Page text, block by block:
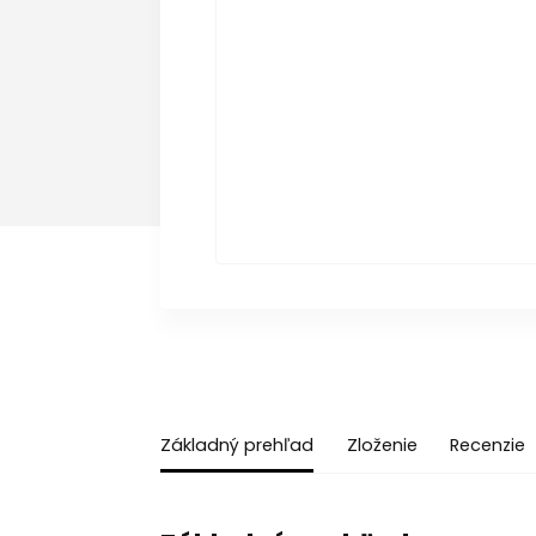
Základný prehľad Zloženie Recenzie